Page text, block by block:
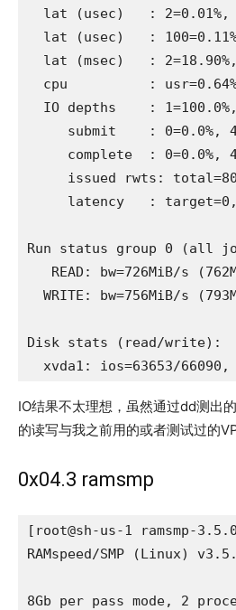
lat (usec)   :
lat (usec)   :
lat (msec)   :
cpu          :
IO depths    :
submit    : 0=0.0%,
complete  : 0=0.0%,
issued rwts:
latency   :
Run status group 0 (all
READ: bw=726MiB/s
WRITE: bw=756MiB/s
Disk stats (read/write):
xvda1: ios=63653/
IO结果不太理想，虽然通过dd测出
的读写与我之前用的或者测试过的
0x04.3 ramsmp
[root@sh-us-1 ramsmp-
RAMspeed/SMP (Linux)
8Gb per pass mode, 2